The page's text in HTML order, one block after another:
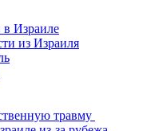
в Израиле
из Израиля
травму